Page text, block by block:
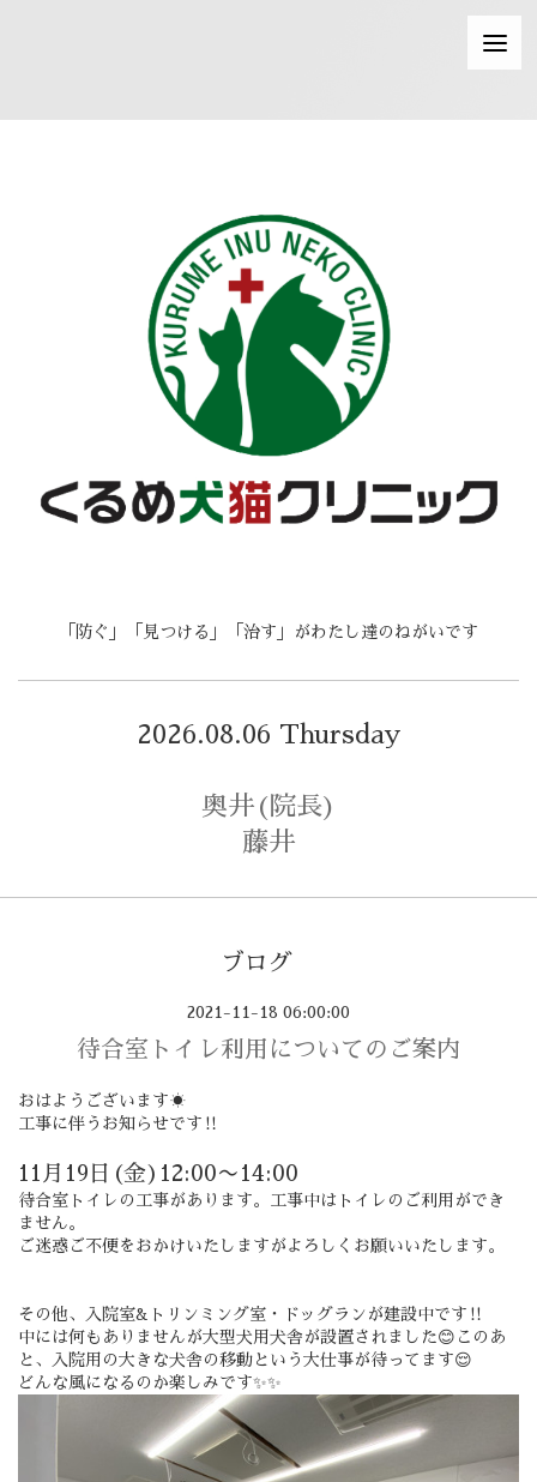
「防ぐ」「見つける」「治す」がわたし達のねがいです
2026.08.06 Thursday
奥井(院長)
藤井
ブログ
2021-11-18 06:00:00
待合室トイレ利用についてのご案内
おはようございます☀
工事に伴うお知らせです‼️
11月19日(金)12:00〜14:00
待合室トイレの工事があります。工事中はトイレのご利用ができ
ません。
ご迷惑ご不便をおかけいたしますがよろしくお願いいたします。
その他、入院室&トリンミング室・ドッグランが建設中です‼️
中には何もありませんが大型犬用犬舎が設置されました😊このあ
と、入院用の大きな犬舎の移動という大仕事が待ってます😌
どんな風になるのか楽しみです✨✨